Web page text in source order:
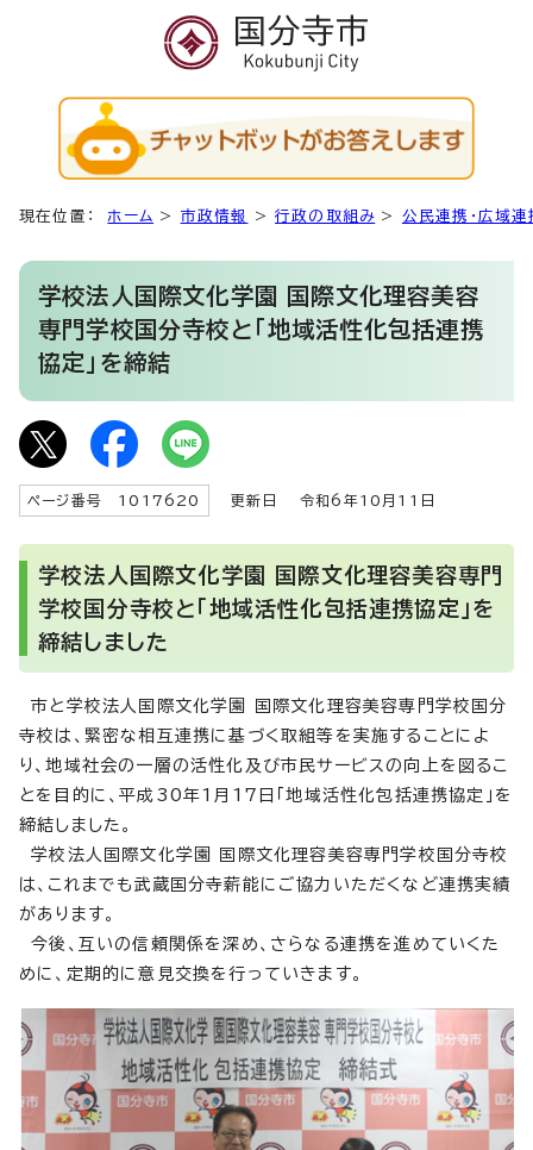
現在位置： ホーム > 市政情報 >行政の取組み > 公民連携・広域連
学校法人国際文化学園 国際文化理容美容
専門学校国分寺校と「地域活性化包括連携
協定」を締結
ページ番号 1017620 更新日 令和6年10月11日
学校法人国際文化学園 国際文化理容美容専門
学校国分寺校と「地域活性化包括連携協定」を
締結しました
市と学校法人国際文化学園 国際文化理容美容専門学校国分
寺校は、緊密な相互連携に基づく取組等を実施することによ
り、地域社会の一層の活性化及び市民サービスの向上を図るこ
とを目的に、平成30年1月17日「地域活性化包括連携協定」を
締結しました。
学校法人国際文化学園 国際文化理容美容専門学校国分寺校
は、これまでも武蔵国分寺薪能にご協力いただくなど連携実績
があります。
今後、互いの信頼関係を深め、さらなる連携を進めていくた
めに、定期的に意見交換を行っていきます。